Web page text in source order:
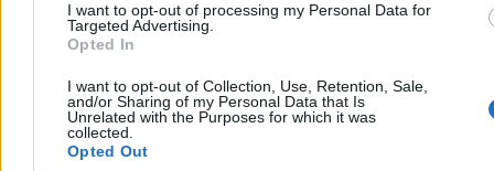
I want to opt-out of processing my Personal Data for
Targeted Advertising.
Opted In
I want to opt-out of Collection, Use, Retention, Sale,
and/or Sharing of my Personal Data that Is
Unrelated with the Purposes for which it was
collected.
Opted Out
Kultura